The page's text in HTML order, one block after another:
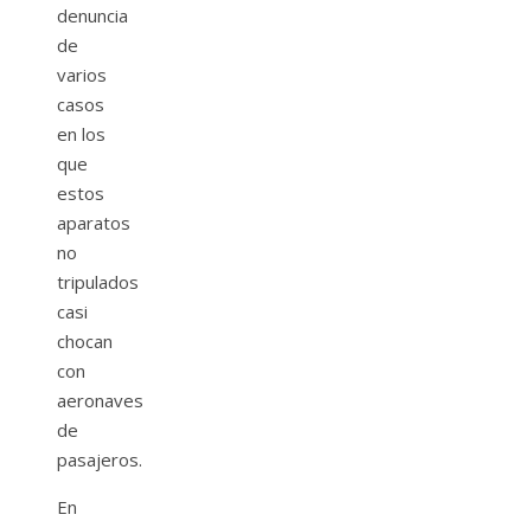
denuncia
de
varios
casos
en los
que
estos
aparatos
no
tripulados
casi
chocan
con
aeronaves
de
pasajeros.
En